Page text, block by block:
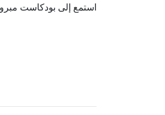
استمع إلى بودكاست